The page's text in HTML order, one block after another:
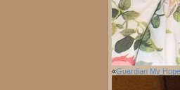
«Guardian My